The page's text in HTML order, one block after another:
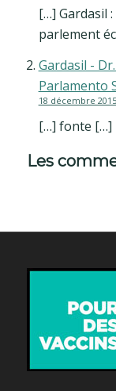
[…] Gardasil
parlement
Gardasil -
Parlamento
18 décembre
[…] fonte […]
Les